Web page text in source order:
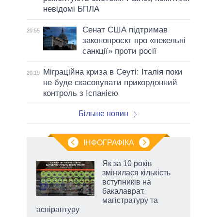
невідомі БПЛА
20:55
Сенат США підтримав
законопроєкт про «пекельні
санкції» проти росії
20:19
Міграційна криза в Сеуті: Італія поки
не буде скасовувати прикордонний
контроль з Іспанією
Більше новин
ІНФОГРАФІКА
Як за 10 років
змінилася кількість
вступників на
бакалаврат,
магістратуру та
аспірантуру